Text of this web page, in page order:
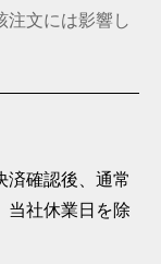
注文には影響し
済確認後、通常
当社休業日を除